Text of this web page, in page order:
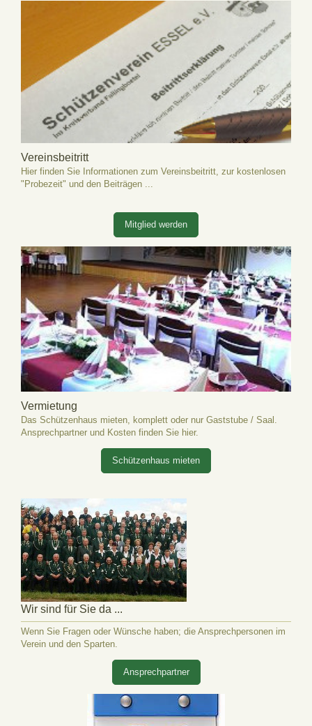
Vereinsbeitritt
Hier finden Sie Informationen zum Vereinsbeitritt, zur kostenlosen
"Probezeit" und den Beiträgen ...
Mitglied werden
Vermietung
Das Schützenhaus mieten, komplett oder nur Gaststube / Saal.
Ansprechpartner und Kosten finden Sie hier.
Schützenhaus mieten
Wir sind für Sie da ...
Wenn Sie Fragen oder Wünsche haben; die Ansprechpersonen im
Verein und den Sparten.
Ansprechpartner